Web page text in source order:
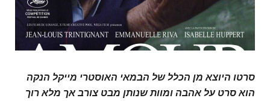
סרטו היוצא מן הכלל של הבמאי האוסטרי מייקל הנקה
הוא סרט על אהבה ומוות שנותן מבט צורב אך מלא רוך